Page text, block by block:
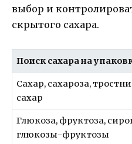
выбор и
скрытого сахара.
Поиск сахара на
Сахар, сахароза,
сахар
Глюкоза, фруктоза,
глюкозы-фруктозы